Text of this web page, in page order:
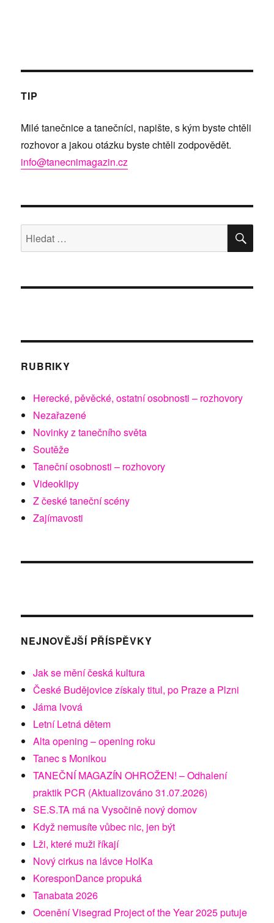
TIP
Milé tanečnice a tanečníci, napište, s kým byste chtěli
rozhovor a jakou otázku byste chtěli zodpovědět.
info@tanecnimagazin.cz
Hledat:
RUBRIKY
Herecké, pěvěcké, ostatní osobnosti – rozhovory
Nezařazené
Novinky z tanečního světa
Soutěže
Taneční osobnosti – rozhovory
Videoklipy
Z české taneční scény
Zajímavosti
NEJNOVĚJŠÍ PŘÍSPĚVKY
Jak se mění česká kultura
České Budějovice získaly titul, po Praze a Plzni
Jáma lvová
Letní Letná dětem
Alta opening – opening roku
Tanec s Monikou
TANEČNÍ MAGAZÍN OHROŽEN! – Odhalení
praktik PCR (Aktualizováno 31.07.2026)
SE.S.TA má na Vysočině nový domov
Když nemusíte vůbec nic, jen být
Lži, které muži říkají
Nový cirkus na lávce HolKa
KoresponDance propuká
Tanabata 2026
Ocenění Visegrad Project of the Year 2025 putuje